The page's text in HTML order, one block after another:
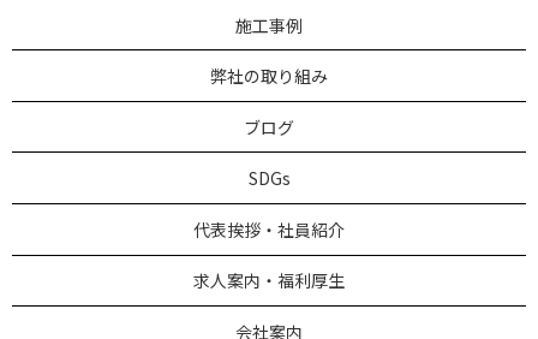
施工事例
弊社の取り組み
ブログ
SDGs
代表挨拶・社員紹介
求人案内・福利厚生
会社案内